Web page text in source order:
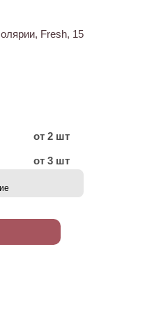
Fresh, 15
от 2 шт
от 3 шт